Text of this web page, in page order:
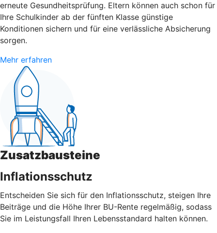
erneute Gesundheitsprüfung. Eltern können auch schon für
Ihre Schulkinder ab der fünften Klasse günstige
Konditionen sichern und für eine verlässliche Absicherung
sorgen.
Mehr erfahren
Zusatzbausteine
Inflationsschutz
Entscheiden Sie sich für den Inflationsschutz, steigen Ihre
Beiträge und die Höhe Ihrer BU-Rente regelmäßig, sodass
Sie im Leistungsfall Ihren Lebensstandard halten können.